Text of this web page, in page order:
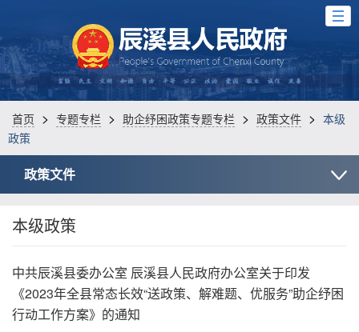
首页 > 专题专栏 > 助企纾困政策专题专栏 > 政策文件 > 本级
政策
政策文件
本级政策
中共辰溪县委办公室 辰溪县人民政府办公室关于印发
《2023年全县常态长效“送政策、解难题、优服务”助企纾困
行动工作方案》的通知